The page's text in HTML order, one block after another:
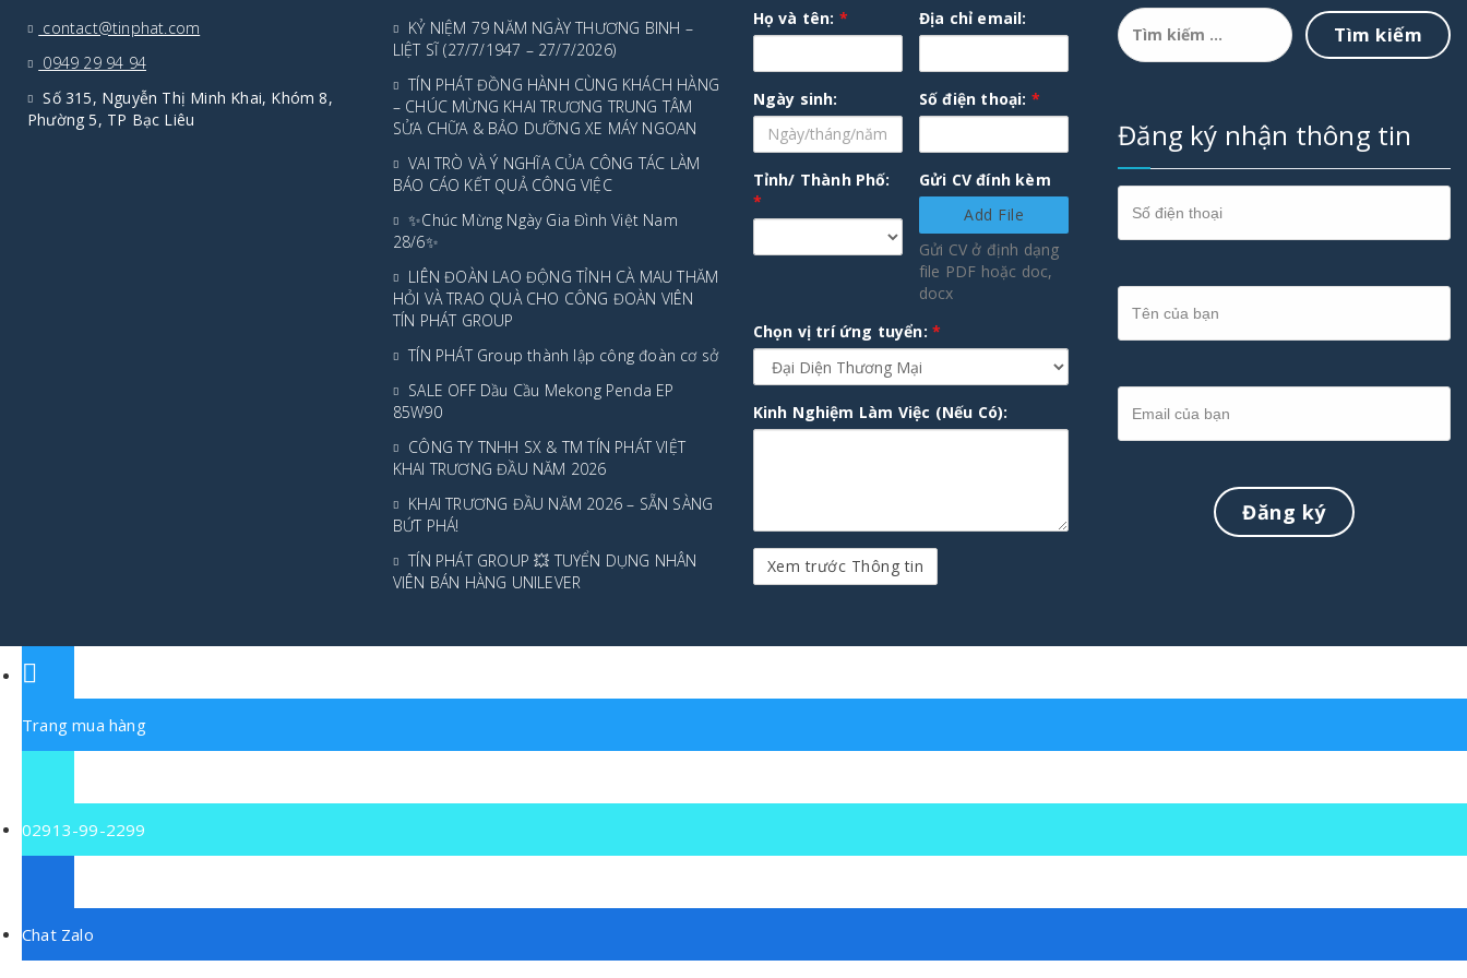
viết
contact@tinphat.com
0949 29 94 94
Số 315, Nguyễn Thị Minh Khai, Khóm 8,
Phường 5, TP Bạc Liêu
KỶ NIỆM 79 NĂM NGÀY THƯƠNG BINH –
LIỆT SĨ (27/7/1947 – 27/7/2026)
TÍN PHÁT ĐỒNG HÀNH CÙNG KHÁCH HÀNG
– CHÚC MỪNG KHAI TRƯƠNG TRUNG TÂM
SỬA CHỮA & BẢO DƯỠNG XE MÁY NGOAN
VAI TRÒ VÀ Ý NGHĨA CỦA CÔNG TÁC LÀM
BÁO CÁO KẾT QUẢ CÔNG VIỆC
✨Chúc Mừng Ngày Gia Đình Việt Nam
28/6✨
LIÊN ĐOÀN LAO ĐỘNG TỈNH CÀ MAU THĂM
HỎI VÀ TRAO QUÀ CHO CÔNG ĐOÀN VIÊN
TÍN PHÁT GROUP
TÍN PHÁT Group thành lập công đoàn cơ sở
SALE OFF Dầu Cầu Mekong Penda EP
85W90
CÔNG TY TNHH SX & TM TÍN PHÁT VIỆT
KHAI TRƯƠNG ĐẦU NĂM 2026
KHAI TRƯƠNG ĐẦU NĂM 2026 – SẴN SÀNG
BỨT PHÁ!
TÍN PHÁT GROUP 💥 TUYỂN DỤNG NHÂN
VIÊN BÁN HÀNG UNILEVER
Họ và tên: * Địa chỉ email:
Ngày sinh:
Tỉnh/ Thành Phố:
*
Số điện thoại: *
Gửi CV đính kèm
Add File
Gửi CV ở định dạng
file PDF hoặc doc,
docx
Chọn vị trí ứng tuyển:*
Kinh Nghiệm Làm Việc (Nếu Có):
Tìm
kiếm
cho:
Đăng ký nhận thông tin
Trang mua hàng
02913-99-2299
Chat Zalo